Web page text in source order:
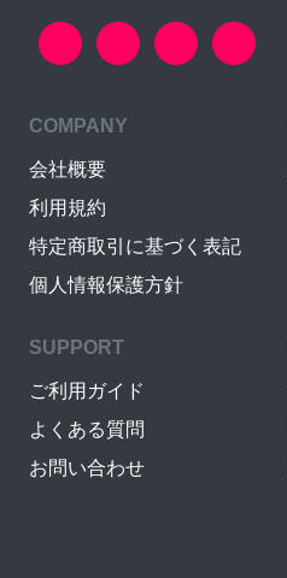
COMPANY
会社概要
利用規約
特定商取引に基づく表記
個人情報保護方針
SUPPORT
ご利用ガイド
よくある質問
お問い合わせ